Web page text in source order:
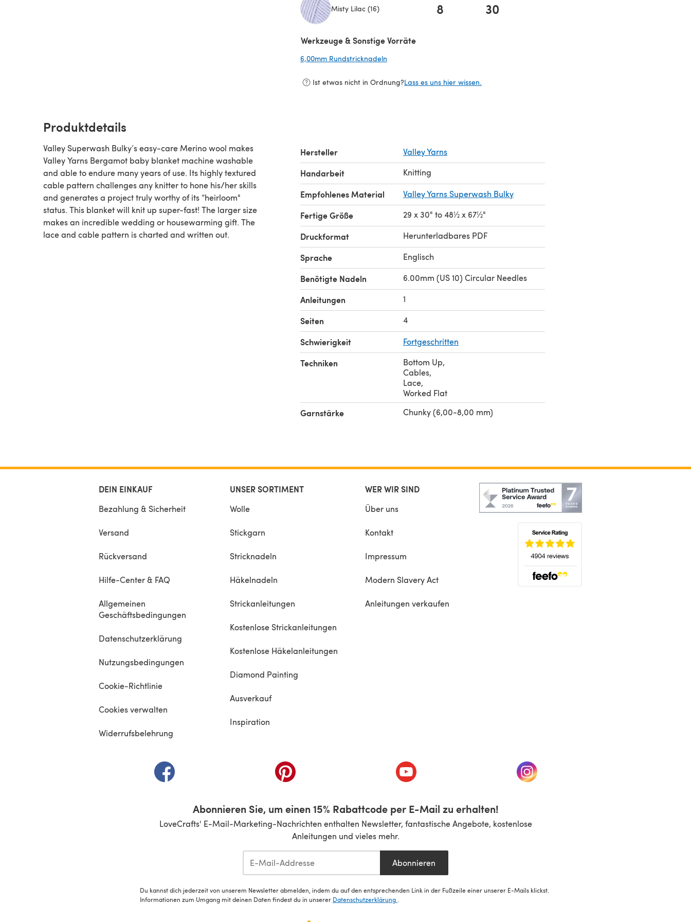
Misty Lilac (16) 8 30
Werkzeuge & Sonstige Vorräte
6,00mm Rundstricknadeln
Ist etwas nicht in Ordnung?Lass es uns hier wissen.
Produktdetails
Valley Superwash Bulky’s easy-care Merino wool makes
Valley Yarns Bergamot baby blanket machine washable
and able to endure many years of use. Its highly textured
cable pattern challenges any knitter to hone his/her skills
and generates a project truly worthy of its “heirloom"
status. This blanket will knit up super-fast! The larger size
makes an incredible wedding or housewarming gift. The
lace and cable pattern is charted and written out.
Hersteller Valley Yarns
Handarbeit Knitting
Empfohlenes Material Valley Yarns Superwash Bulky
Fertige Größe 29 x 30" to 48½ x 67½"
Druckformat Herunterladbares PDF
Sprache Englisch
Benötigte Nadeln 6.00mm (US 10) Circular Needles
Anleitungen 1
Seiten 4
Schwierigkeit Fortgeschritten
Techniken Bottom Up,
Cables,
Lace,
Worked Flat
Garnstärke Chunky (6,00-8,00 mm)
DEIN EINKAUF
Bezahlung & Sicherheit
Versand
Rückversand
Hilfe-Center & FAQ
Allgemeinen
Geschäftsbedingungen
Datenschutzerklärung
Nutzungsbedingungen
Cookie-Richtlinie
Cookies verwalten
Widerrufsbelehrung
UNSER SORTIMENT
Wolle
Stickgarn
Stricknadeln
Häkelnadeln
Strickanleitungen
Kostenlose Strickanleitungen
Kostenlose Häkelanleitungen
Diamond Painting
Ausverkauf
Inspiration
WER WIR SIND
Über uns
Kontakt
Impressum
Modern Slavery Act
Anleitungen verkaufen
(öffnet sich in einem neuen Tab)(öffnet sich in einem neuen Tab)(öffnet sich in einem neuen Tab)(öffnet sich in einem neuen Tab)
Abonnieren Sie, um einen 15% Rabattcode per E-Mail zu erhalten!
LoveCrafts' E-Mail-Marketing-Nachrichten enthalten Newsletter, fantastische Angebote, kostenlose
Anleitungen und vieles mehr.
Abonnieren
Du kannst dich jederzeit von unserem Newsletter abmelden, indem du auf den entsprechenden Link in der Fußzeile einer unserer E-Mails klickst.
Informationen zum Umgang mit deinen Daten findest du in unserer Datenschutzerklärung